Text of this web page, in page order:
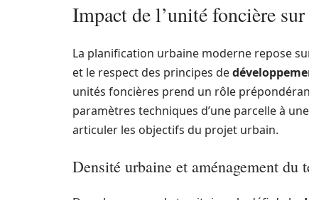
Impact de l’unité foncière
La planification urbaine moderne repose
et le respect des principes de
unités foncières prend un rôle
paramètres techniques d’une parcelle à
articuler les objectifs du projet urbain.
Densité urbaine et aménagement du